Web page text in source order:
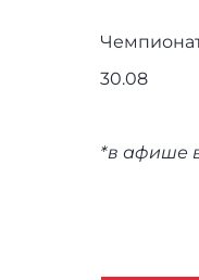
30.08
*в афише